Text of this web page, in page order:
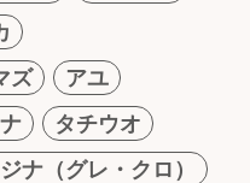
ズ
アユ
タチウオ
ナ（グレ・クロ）